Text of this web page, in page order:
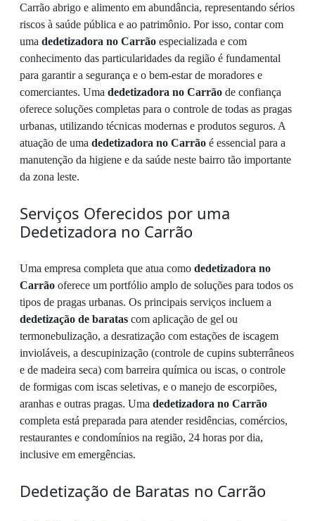
Carrão abrigo e alimento em abundância, representando sérios
riscos à saúde pública e ao patrimônio. Por isso, contar com
uma dedetizadora no Carrão especializada e com
conhecimento das particularidades da região é fundamental
para garantir a segurança e o bem-estar de moradores e
comerciantes. Uma dedetizadora no Carrão de confiança
oferece soluções completas para o controle de todas as pragas
urbanas, utilizando técnicas modernas e produtos seguros. A
atuação de uma dedetizadora no Carrão é essencial para a
manutenção da higiene e da saúde neste bairro tão importante
da zona leste.
Serviços Oferecidos por uma
Dedetizadora no Carrão
Uma empresa completa que atua como dedetizadora no
Carrão oferece um portfólio amplo de soluções para todos os
tipos de pragas urbanas. Os principais serviços incluem a
dedetização de baratas com aplicação de gel ou
termonebulização, a desratização com estações de iscagem
invioláveis, a descupinização (controle de cupins subterrâneos
e de madeira seca) com barreira química ou iscas, o controle
de formigas com iscas seletivas, e o manejo de escorpiões,
aranhas e outras pragas. Uma dedetizadora no Carrão
completa está preparada para atender residências, comércios,
restaurantes e condomínios na região, 24 horas por dia,
inclusive em emergências.
Dedetização de Baratas no Carrão